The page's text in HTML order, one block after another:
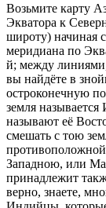
Возьмите карту
Экватора к
широту) начиная
меридиана по
й; между
вы найдёте в
остроконечную
земля
называют её
смешать с тою
Западною, или
принадлежит
верно, знаете,